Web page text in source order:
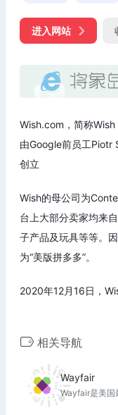
进入网站
Wish.com，简称
由Google前员工Piotr
创立
Wish的母公司为
台上大部分卖家均来
子产品及玩具等等。
为“美版拼多多”。
2020年12月16日，
相关导航
Wayfair